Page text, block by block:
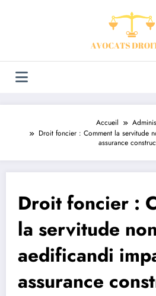
Accueil
Droit foncier : Comment la servitude
assurance
Droit foncier :
la servitude
aedificandi
assurance